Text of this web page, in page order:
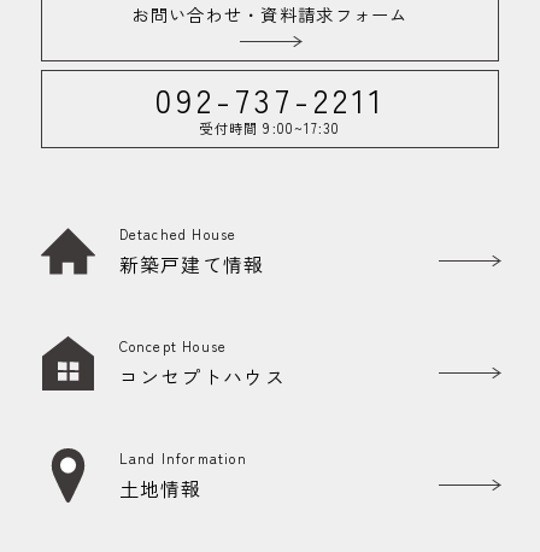
お問い合わせ・資料請求フォーム
092-737-2211
受付時間 9:00~17:30
Detached House
新築戸建て情報
Concept House
コンセプトハウス
Land Information
土地情報